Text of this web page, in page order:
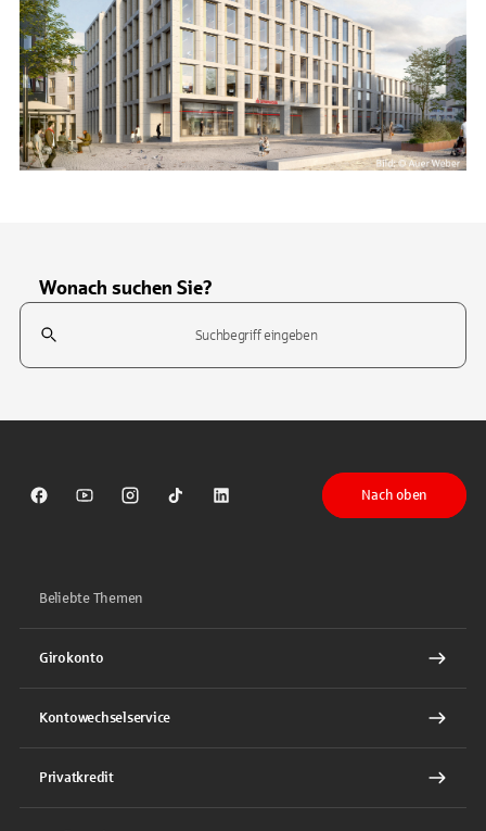
Wonach suchen Sie?
Suchfeld
Sparkasse auf Facebook
Sparkasse auf Youtube
Sparkasse auf Instagram
Sparkasse auf TikTok
Sparkasse auf LinkedIn
Nach oben
Beliebte Themen
Girokonto
Kontowechselservice
Privatkredit